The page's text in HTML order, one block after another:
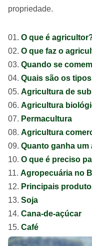
propriedade.
O que é
O que faz o
Quando se
Quais são os
Agricultura de
Agricultura
Permacultura
Agricultura
Quanto ganha
O que é preciso
Agropecuária no
Principais
Soja
Cana-de-açúcar
Café